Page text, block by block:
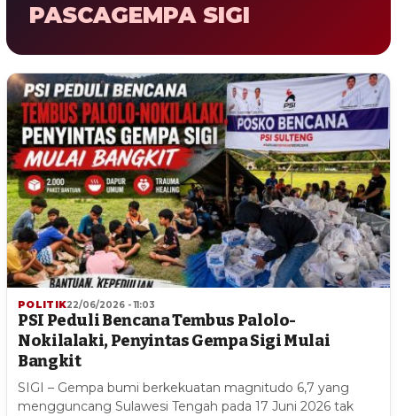
PASCAGEMPA SIGI
POLITIK22/06/2026 - 11:03
PSI Peduli Bencana Tembus Palolo-
Nokilalaki, Penyintas Gempa Sigi Mulai
Bangkit
SIGI – Gempa bumi berkekuatan magnitudo 6,7 yang
mengguncang Sulawesi Tengah pada 17 Juni 2026 tak